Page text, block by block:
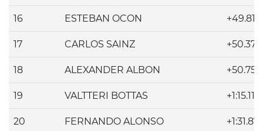
16 ESTEBAN OCON +49.810
17 CARLOS SAINZ +50.379
18 ALEXANDER ALBON +50.757
19 VALTTERI BOTTAS +1:15.117
20 FERNANDO ALONSO